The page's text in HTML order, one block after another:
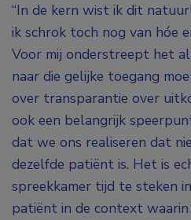
“In de kern wist ik dit
ik schrok toch nog van hóe
Voor mij onderstreept het
naar die gelijke toegang
over transparantie over
ook een belangrijk
dat we ons realiseren dat
dezelfde patiënt is. Het is
spreekkamer tijd te steken
patiënt in de context waarin